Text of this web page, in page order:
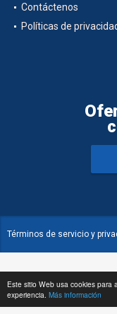
Este sitio Web usa cookies para
experiencia. Más información
Contáctenos
Políticas de
Términos de servicio y